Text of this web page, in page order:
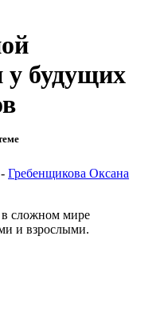
у будущих
Гребенщикова Оксана
в сложном мире
и взрослыми.